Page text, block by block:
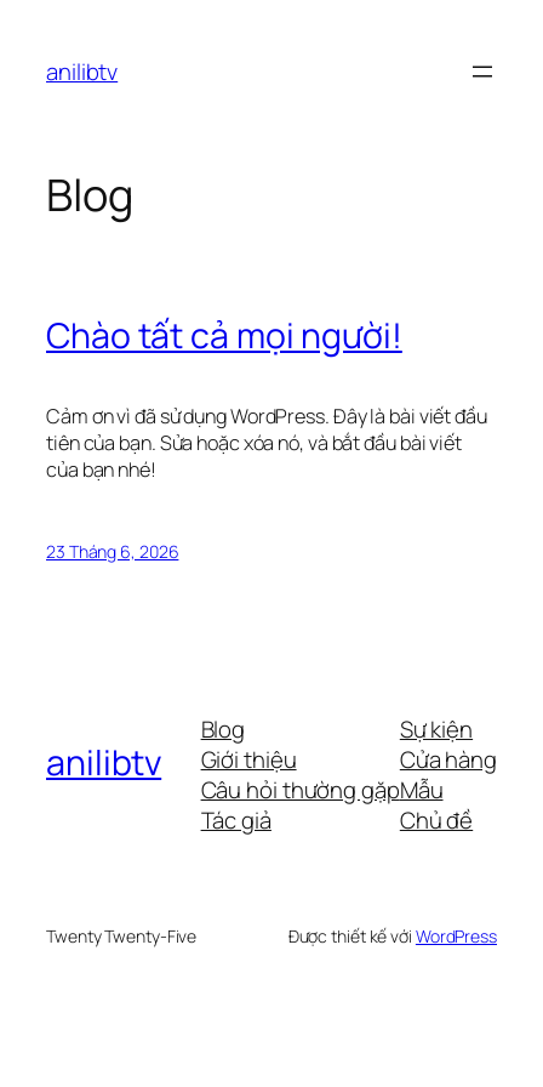
phầnanilibtv
Blog
Chào tất cả mọi người!
Cảm ơn vì đã sử dụng WordPress. Đây là bài viết đầu
tiên của bạn. Sửa hoặc xóa nó, và bắt đầu bài viết
của bạn nhé!
23 Tháng 6, 2026
anilibtv
Blog
Giới thiệu
Câu hỏi thường gặp
Tác giả
Sự kiện
Cửa hàng
Mẫu
Chủ đề
Twenty Twenty-Five Được thiết kế với WordPress